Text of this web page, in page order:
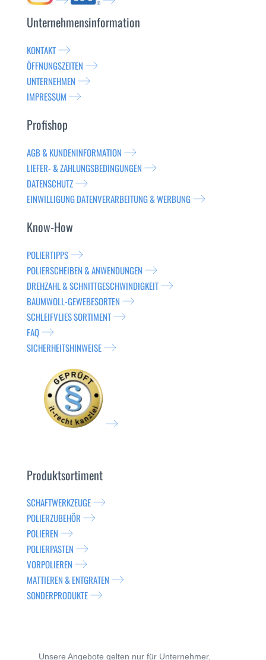
Unternehmensinformation
KONTAKT
ÖFFNUNGSZEITEN
UNTERNEHMEN
IMPRESSUM
Profishop
AGB & KUNDENINFORMATION
LIEFER- & ZAHLUNGSBEDINGUNGEN
DATENSCHUTZ
EINWILLIGUNG DATENVERARBEITUNG & WERBUNG
Know-How
POLIERTIPPS
POLIERSCHEIBEN & ANWENDUNGEN
DREHZAHL & SCHNITTGESCHWINDIGKEIT
BAUMWOLL-GEWEBESORTEN
SCHLEIFVLIES SORTIMENT
FAQ
SICHERHEITSHINWEISE
Produktsortiment
SCHAFTWERKZEUGE
POLIERZUBEHÖR
POLIEREN
POLIERPASTEN
VORPOLIEREN
MATTIEREN & ENTGRATEN
SONDERPRODUKTE
Unsere Angebote gelten nur für Unternehmer,